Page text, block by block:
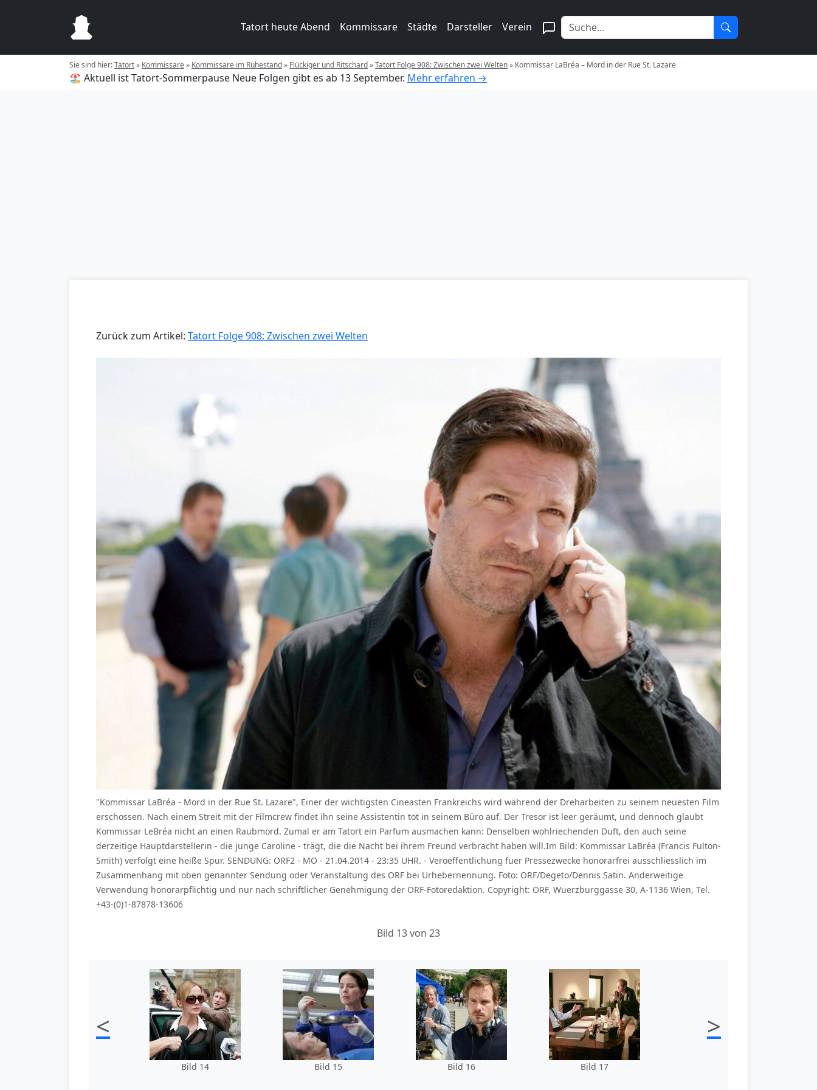
Tatort heute Abend Kommissare Städte Darsteller Verein
Sie sind hier:Tatort» Kommissare» Kommissare im Ruhestand» Flückiger und Ritschard»Tatort Folge 908: Zwischen zwei Welten» Kommissar LaBréa – Mord in der Rue St. Lazare
🏖️ Aktuell ist Tatort-Sommerpause Neue Folgen gibt es ab 13 September. Mehr erfahren →
Zurück zum Artikel: Tatort Folge 908: Zwischen zwei Welten
"Kommissar LaBréa - Mord in der Rue St. Lazare", Einer der wichtigsten Cineasten Frankreichs wird während der Dreharbeiten zu seinem neuesten Film
erschossen. Nach einem Streit mit der Filmcrew findet ihn seine Assistentin tot in seinem Büro auf. Der Tresor ist leer geräumt, und dennoch glaubt
Kommissar LeBréa nicht an einen Raubmord. Zumal er am Tatort ein Parfum ausmachen kann: Denselben wohlriechenden Duft, den auch seine
derzeitige Hauptdarstellerin - die junge Caroline - trägt, die die Nacht bei ihrem Freund verbracht haben will.Im Bild: Kommissar LaBréa (Francis Fulton-
Smith) verfolgt eine heiße Spur. SENDUNG: ORF2 - MO - 21.04.2014 - 23:35 UHR. - Veroeffentlichung fuer Pressezwecke honorarfrei ausschliesslich im
Zusammenhang mit oben genannter Sendung oder Veranstaltung des ORF bei Urhebernennung. Foto: ORF/Degeto/Dennis Satin. Anderweitige
Verwendung honorarpflichtig und nur nach schriftlicher Genehmigung der ORF-Fotoredaktion. Copyright: ORF, Wuerzburggasse 30, A-1136 Wien, Tel.
+43-(0)1-87878-13606
Bild 13 von 23
<
Bild 14 Bild 15 Bild 16 Bild 17
>